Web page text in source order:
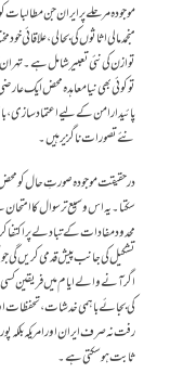
موجودہ مرحلے پر ایران جن مطالبات
منجمد مالی اثاثوں کی بحالی،
توازن کی نئی تعبیر شامل ہے۔
تو کوئی بھی نیا معاہدہ محض ایک
پائیدار امن کے لیے اعتماد سازی،
نئے تصورات ناگزیر ہیں۔
درحقیقت موجودہ صورتِ حال کو
سکتا۔ یہ اس وسیع تر سوال کا امتحان
محدود مفادات کے تبادلے پر اکتفا
تشکیل کی جانب پیش قدمی کریں
اگر آنے والے ایام میں فریقین
کی بجائے باہمی خدشات، تحفظات
رفت نہ صرف ایران اور امریکہ
ثابت ہو سکتی ہے۔